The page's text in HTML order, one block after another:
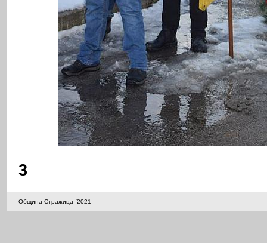
3
Община Стражица `2021